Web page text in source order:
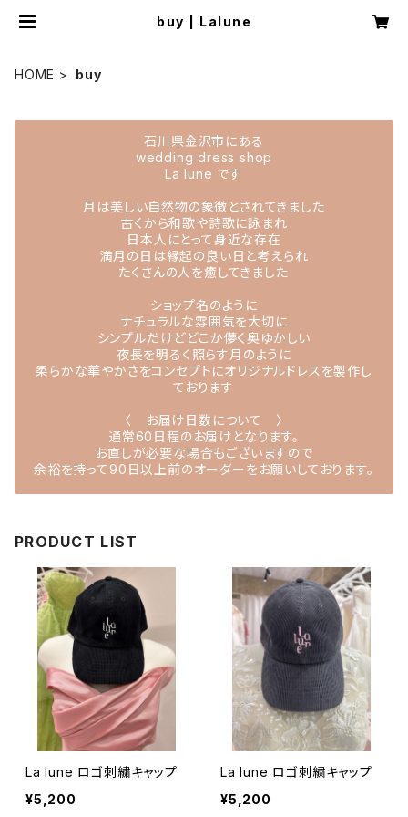
buy | Lalune
HOME buy
石川県金沢市にある
wedding dress shop
La lune ですㅤ
月は美しい自然物の象徴とされてきました
古くから和歌や詩歌に詠まれ
日本人にとって身近な存在
満月の日は縁起の良い日と考えられ
たくさんの人を癒してきましたㅤ
ショップ名のように
ナチュラルな雰囲気を大切に
シンプルだけどどこか儚く奥ゆかしい
夜長を明るく照らす月のように
柔らかな華やかさをコンセプトにオリジナルドレスを製作し
ておりますㅤ
〈 お届け日数について 〉
通常60日程のお届けとなります。
お直しが必要な場合もございますので
余裕を持って90日以上前のオーダーをお願いしております。
PRODUCT LIST
La lune ロゴ刺繍キャップ
¥5,200
La lune ロゴ刺繍キャップ
¥5,200